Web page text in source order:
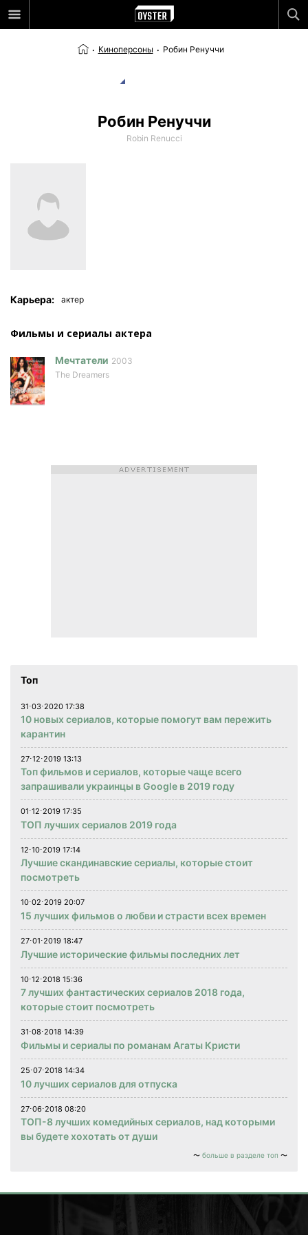
Киноперсоны Робин Ренуччи
Робин Ренуччи
Robin Renucci
Карьера: актер
Фильмы и сериалы актера
Мечтатели 2003
The Dreamers
Топ
31⋅03⋅2020 17:38
10 новых сериалов, которые помогут вам пережить
карантин
27⋅12⋅2019 13:13
Топ фильмов и сериалов, которые чаще всего
запрашивали украинцы в Google в 2019 году
01⋅12⋅2019 17:35
ТОП лучших сериалов 2019 года
12⋅10⋅2019 17:14
Лучшие скандинавские сериалы, которые стоит
посмотреть
10⋅02⋅2019 20:07
15 лучших фильмов о любви и страсти всех времен
27⋅01⋅2019 18:47
Лучшие исторические фильмы последних лет
10⋅12⋅2018 15:36
7 лучших фантастических сериалов 2018 года,
которые стоит посмотреть
31⋅08⋅2018 14:39
Фильмы и сериалы по романам Агаты Кристи
25⋅07⋅2018 14:34
10 лучших сериалов для отпуска
27⋅06⋅2018 08:20
ТОП-8 лучших комедийных сериалов, над которыми
вы будете хохотать от души
больше в разделе топ